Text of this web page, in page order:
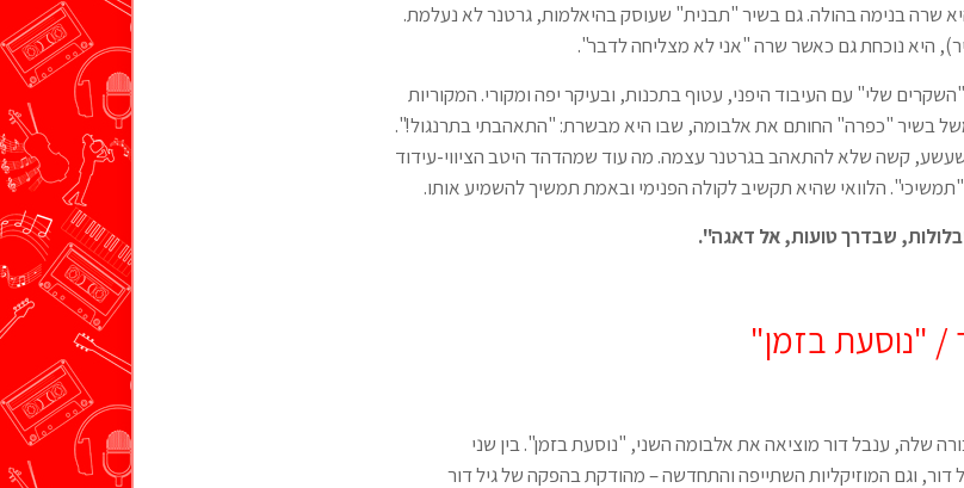
שרה בנימה בהולה. גם בשיר "תבנית" שעוסק בהיאלמות, גרטנר לא נעלמת.
היא נוכחת גם כאשר שרה "אני לא מצליחה לדבר".
שלי" עם העיבוד היפני, עטוף בתכנות, ובעיקר יפה ומקורי. המקוריות
בשיר "כפרה" החותם את אלבומה, שבו היא מבשרת: "התאהבתי בתרנגול!".
קשה שלא להתאהב בגרטנר עצמה. מה עוד שמהדהד היטב הציווי-עידוד
הלוואי שהיא תקשיב לקולה הפנימי ובאמת תמשיך להשמיע אותו.
שבדרך טועות, אל דאגה".
/ "נוסעת בזמן"
שלה, ענבל דור מוציאה את אלבומה השני, "נוסעת בזמן". בין שני
וגם המוזיקליות השתייפה והתחדשה – מהודקת בהפקה של גיל דור